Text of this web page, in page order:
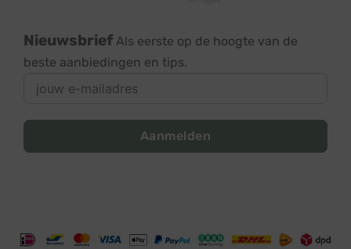
Nieuwsbrief Als eerste op de hoogte van de
beste aanbiedingen en tips.
Aanmelden